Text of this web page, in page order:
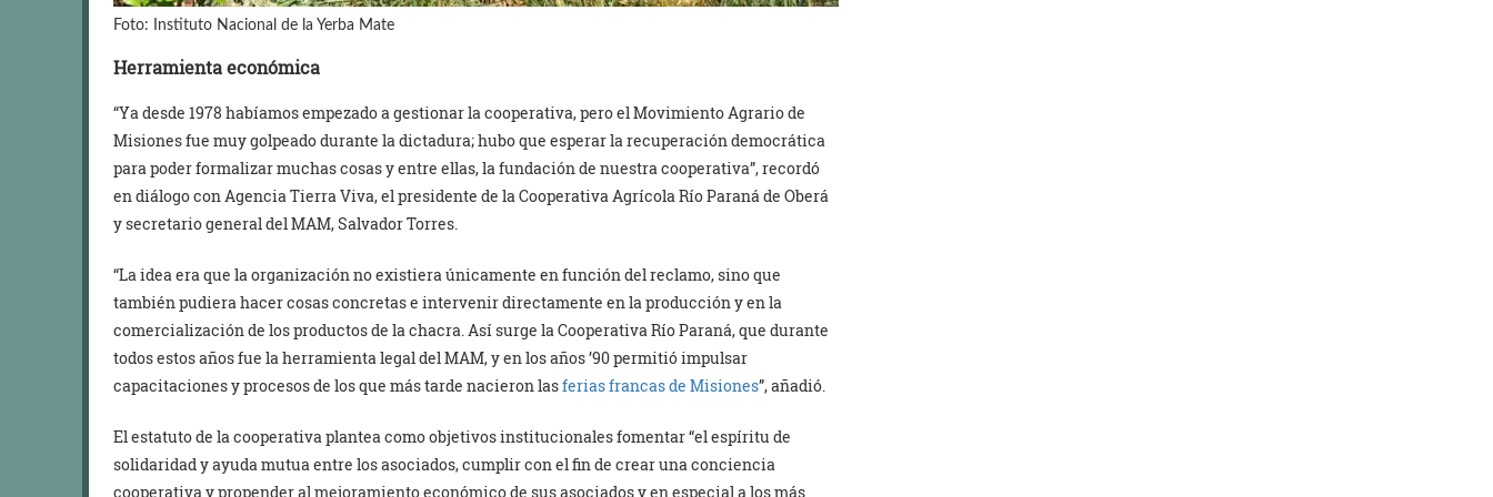
Foto: Instituto Nacional de la Yerba Mate
Herramienta económica
“Ya desde 1978 habíamos empezado a gestionar la cooperativa, pero el Movimiento Agrario de
Misiones fue muy golpeado durante la dictadura; hubo que esperar la recuperación democrática
para poder formalizar muchas cosas y entre ellas, la fundación de nuestra cooperativa”, recordó
en diálogo con Agencia Tierra Viva, el presidente de la Cooperativa Agrícola Río Paraná de Oberá
y secretario general del MAM, Salvador Torres.
“La idea era que la organización no existiera únicamente en función del reclamo, sino que
también pudiera hacer cosas concretas e intervenir directamente en la producción y en la
comercialización de los productos de la chacra. Así surge la Cooperativa Río Paraná, que durante
todos estos años fue la herramienta legal del MAM, y en los años ’90 permitió impulsar
capacitaciones y procesos de los que más tarde nacieron lasferias francas de Misiones”, añadió.
El estatuto de la cooperativa plantea como objetivos institucionales fomentar “el espíritu de
solidaridad y ayuda mutua entre los asociados, cumplir con el fin de crear una conciencia
cooperativa y propender al mejoramiento económico de sus asociados y en especial a los más